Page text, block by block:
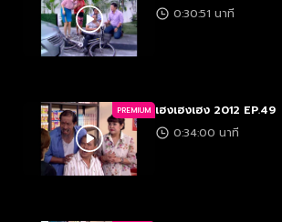
0:30:51 นาที
PREMIUM เฮงเฮงเฮง 2012 EP.49
0:34:00 นาที